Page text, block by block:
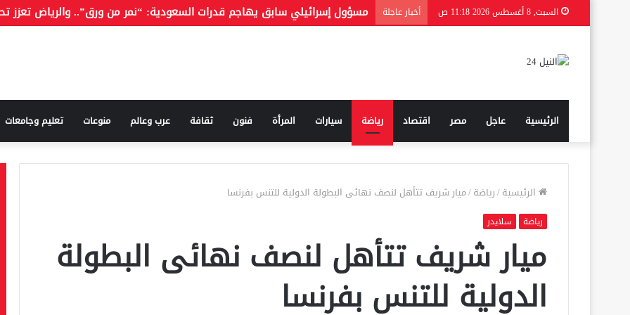
السبت, 8 أغسطس 2026 11:18 ص أخبار عاجلة
الرئيسية عاجل مصر اقتصاد رياضة سيارات المرأة فنون ثقافة عرب وعالم منوعات تعليم وجامعات
الرئيسية/رياضة/ميار شريف تتأهل لنصف نهائى البطولة الدولية للتنس بفرنسا
رياضة سلايدر
ميار شريف تتأهل لنصف نهائى البطولة
الدولية للتنس بفرنسا